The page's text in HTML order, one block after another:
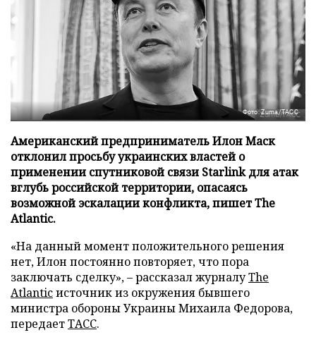
Фото: Zuma/ТАСС
Американский предприниматель Илон Маск
отклонил просьбу украинских властей о
применении спутниковой связи Starlink для атак
вглубь российской территории, опасаясь
возможной эскалации конфликта, пишет The
Atlantic.
«На данный момент положительного решения
нет, Илон постоянно повторяет, что пора
заключать сделку», – рассказал журналуThe
Atlanticисточник из окружения бывшего
министра обороны Украины Михаила Федорова,
передаетТАСС.